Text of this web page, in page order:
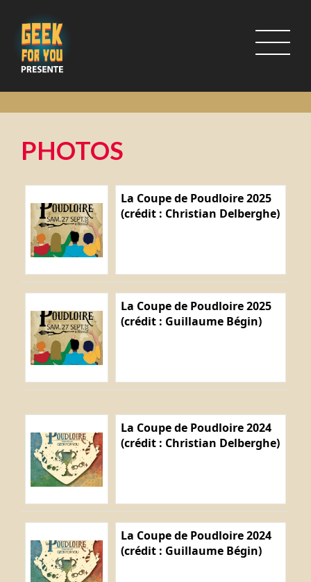
PHOTOS
La Coupe de Poudloire 2025
(crédit : Christian Delberghe)
La Coupe de Poudloire 2025
(crédit : Guillaume Bégin)
La Coupe de Poudloire 2024
(crédit : Christian Delberghe)
La Coupe de Poudloire 2024
(crédit : Guillaume Bégin)